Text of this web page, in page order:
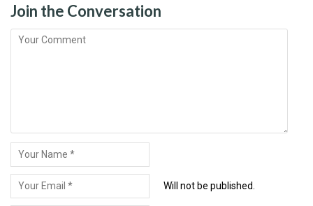
Join the Conversation
Will not be published.